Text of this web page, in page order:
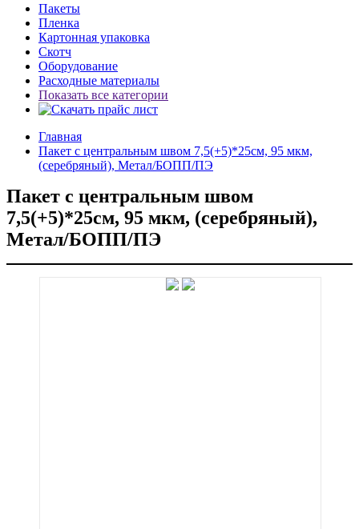
Пакеты
Пленка
Картонная упаковка
Скотч
Оборудование
Расходные материалы
Показать все категории
Главная
Пакет с центральным швом 7,5(+5)*25см, 95 мкм,
(серебряный), Метал/БОПП/ПЭ
Пакет с центральным швом
7,5(+5)*25см, 95 мкм, (серебряный),
Метал/БОПП/ПЭ